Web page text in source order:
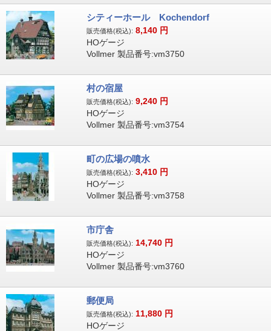
シティーホール Kochendorf
販売価格(税込): 8,140 円
HOゲージ
Vollmer 製品番号:vm3750
村の宿屋
販売価格(税込): 9,240 円
HOゲージ
Vollmer 製品番号:vm3754
町の広場の噴水
販売価格(税込): 3,410 円
HOゲージ
Vollmer 製品番号:vm3758
市庁舎
販売価格(税込): 14,740 円
HOゲージ
Vollmer 製品番号:vm3760
郵便局
販売価格(税込): 11,880 円
HOゲージ